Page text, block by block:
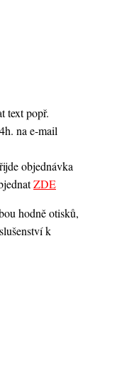
text popř.
na e-mail
objednávka
ZDE
hodně otisků,
k